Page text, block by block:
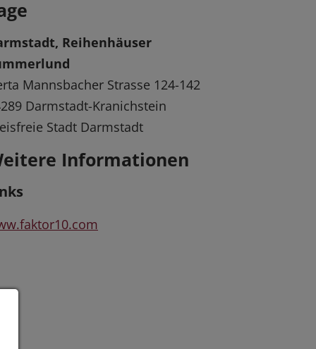
Reihenhäuser
Mannsbacher Strasse 124-142
Darmstadt-Kranichstein
Stadt Darmstadt
Informationen